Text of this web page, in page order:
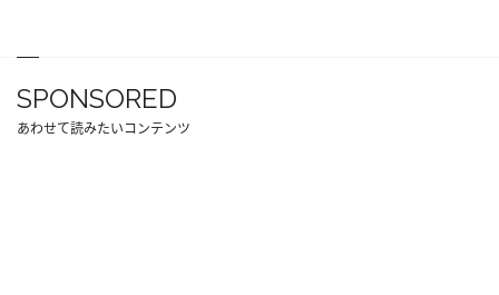
SPONSORED
あわせて読みたいコンテンツ